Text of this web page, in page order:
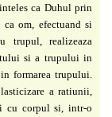
ca Duhul prin
om, efectuand si
trupul, realizeaza
si a trupului in
formarea trupului.
a ratiunii,
cu corpul si, intr-o